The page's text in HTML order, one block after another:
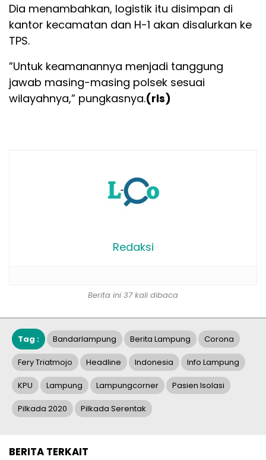
Dia menambahkan, logistik itu disimpan di
kantor kecamatan dan H-1 akan disalurkan ke
TPS.
”Untuk keamanannya menjadi tanggung
jawab masing-masing polsek sesuai
wilayahnya,” pungkasnya.(rls)
Redaksi
Berita ini 37 kali dibaca
Tag : Bandarlampung Berita Lampung Corona
Fery Triatmojo Headline Indonesia Info Lampung
KPU Lampung Lampungcorner Pasien Isolasi
Pilkada 2020 Pilkada Serentak
BERITA TERKAIT